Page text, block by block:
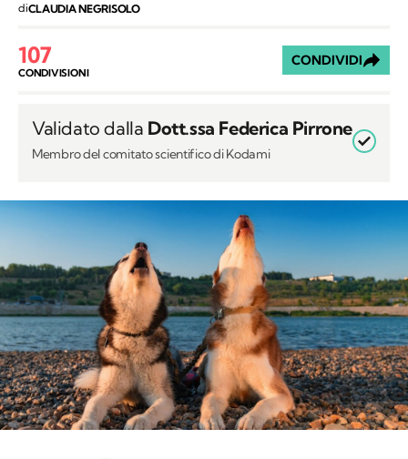
diCLAUDIA NEGRISOLO
107
CONDIVISIONI
CONDIVIDI
Validato dalla Dott.ssa Federica Pirrone
Membro del comitato scientifico di Kodami